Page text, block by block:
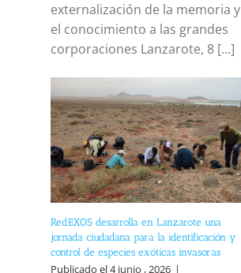
externalización de la memoria y
el conocimiento a las grandes
corporaciones Lanzarote, 8 [...]
RedEXOS desarrolla en Lanzarote una
jornada ciudadana para la identificación y
control de especies exóticas invasoras
Publicado el 4 junio , 2026 |